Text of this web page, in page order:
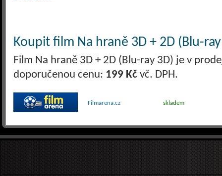
Koupit film Na hraně 3D + 2D (Blu-
Film Na hraně 3D + 2D (Blu-ray 3D) je v
doporučenou cenu: 199 Kč vč. DPH.
Filmarena.cz skladem